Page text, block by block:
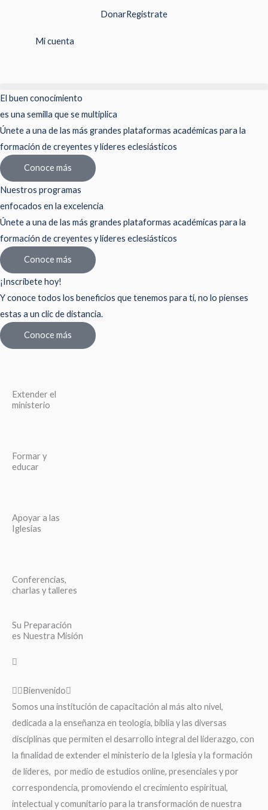
contenido
DonarRegistrate
Mi cuenta
El buen conocimiento
es una semilla que se multiplica
Únete a una de las más grandes plataformas académicas para la
formación de creyentes y líderes eclesiásticos
Conoce más
Nuestros programas
enfocados en la excelencia
Únete a una de las más grandes plataformas académicas para la
formación de creyentes y líderes eclesiásticos
Conoce más
¡Inscríbete hoy!
Y conoce todos los beneficios que tenemos para ti, no lo pienses
estas a un clic de distancia.
Conoce más
Extender el
ministerio
Formar y
educar
Apoyar a las
Iglesias
Conferencias,
charlas y talleres
Su Preparación
es Nuestra Misión
Bienvenido
Somos una institución de capacitación al más alto nivel,
dedicada a la enseñanza en teología, biblia y las diversas
disciplinas que permiten el desarrollo integral del liderazgo, con
la finalidad de extender el ministerio de la Iglesia y la formación
de líderes, por medio de estudios online, presenciales y por
correspondencia, promoviendo el crecimiento espiritual,
intelectual y comunitario para la transformación de nuestra